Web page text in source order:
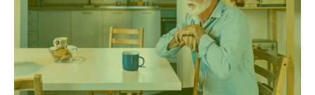
Contacto